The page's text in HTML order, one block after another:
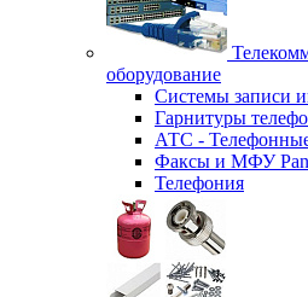
оборудование
Системы записи
Гарнитуры
АТС -
Факсы и МФУ
Телефония